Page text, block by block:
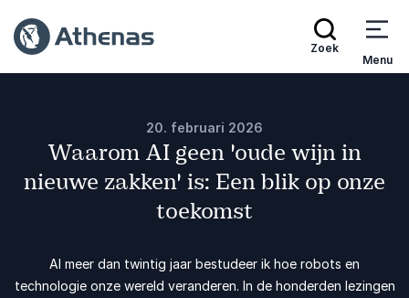
Zoek
Menu
20. februari 2026
Waarom AI geen 'oude wijn in
nieuwe zakken' is: Een blik op onze
toekomst
Al meer dan twintig jaar bestudeer ik hoe robots en
technologie onze wereld veranderen. In de honderden lezingen